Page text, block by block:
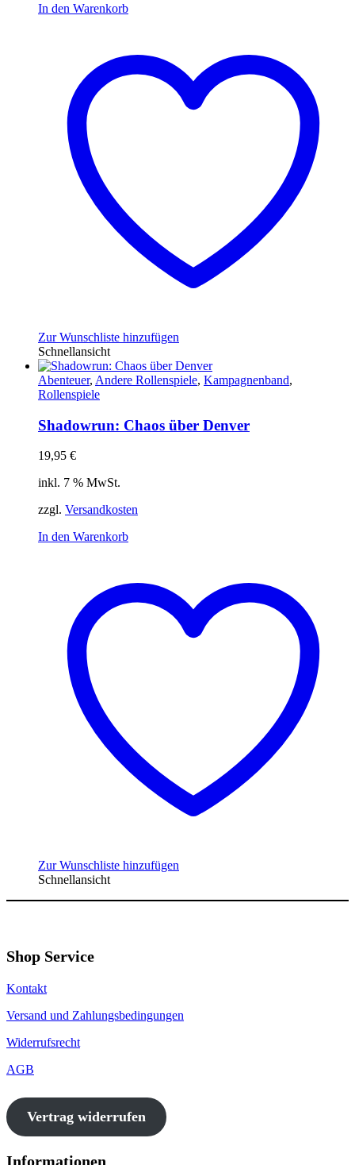
In den Warenkorb
Zur Wunschliste hinzufügen
Schnellansicht
Abenteuer, Andere Rollenspiele, Kampagnenband,
Rollenspiele
Shadowrun: Chaos über Denver
19,95 €
inkl. 7 % MwSt.
zzgl. Versandkosten
In den Warenkorb
Zur Wunschliste hinzufügen
Schnellansicht
Shop Service
Kontakt
Versand und Zahlungsbedingungen
Widerrufsrecht
AGB
Vertrag widerrufen
Informationen